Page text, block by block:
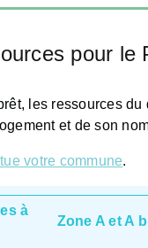
pour le
les ressources
et de son
votre commune.
à
Zone A et A